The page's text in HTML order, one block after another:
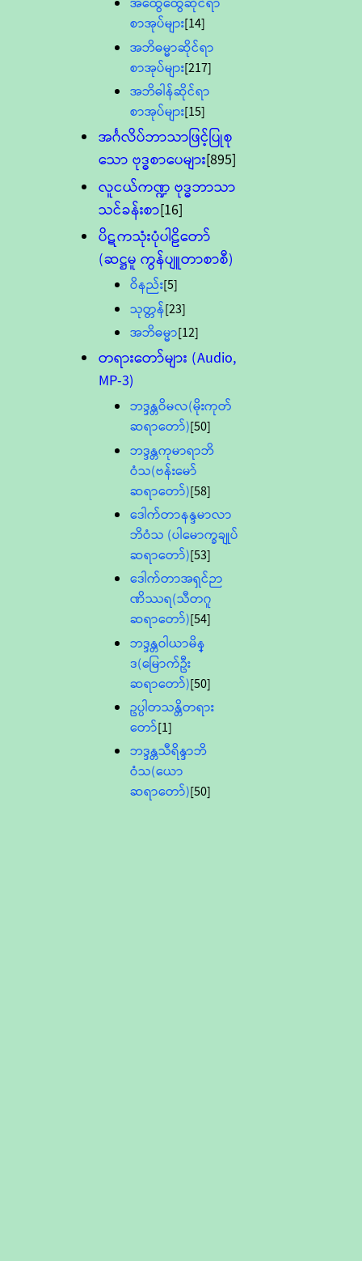
စာအုပ်များ[14]
အဘိဓမ္မာဆိုင်ရာ
စာအုပ်များ[217]
အဘိဓါန်ဆိုင်ရာ
စာအုပ်များ[15]
အင်္ဂလိပ်ဘာသာဖြင့်ပြုစု
သော ဗုဒ္ဓစာပေများ[895]
လူငယ်ကဏ္ဍ ဗုဒ္ဓဘာသာ
သင်ခန်းစာ[16]
ပိဋကသုံးပုံပါဠိတော်
(ဆဋ္ဌမူ ကွန်ပျူတာစာစီ)
ဝိနည်း[5]
သုတ္တန်[23]
အဘိဓမ္မာ[12]
တရားတော်များ (Audio,
MP-3)
ဘဒ္ဒန္တဝိမလ(မိုးကုတ်
ဆရာတော်)[50]
ဘဒ္ဒန္တကုမာရာဘိ
ဝံသ(ဗန်းမော်
ဆရာတော်)[58]
ဒေါက်တာနန္ဒမာလာ
ဘိဝံသ (ပါမောက္ခချုပ်
ဆရာတော်)[53]
ဒေါက်တာအရှင်ဉာ
ဏိဿရ(သီတဂူ
ဆရာတော်)[54]
ဘဒ္ဒန္တဝါယာမိန္
ဒ(မြောက်ဦး
ဆရာတော်)[50]
ဥပ္ပါတသန္တိတရား
တော်[1]
ဘဒ္ဒန္တသီရိန္ဒာဘိ
ဝံသ(ယော
ဆရာတော်)[50]